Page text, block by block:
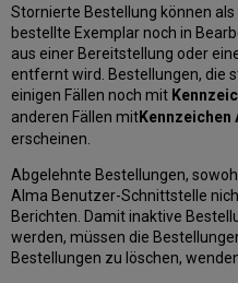
Details)
Besteller
(Requester)
Bestelltyp
(Request
Type)
Bestellstatus
(Request
Status)
Materialart
(Material
Type)
Stornierte Bestellung können
bestellte Exemplar noch in
aus einer Bereitstellung oder
entfernt wird. Bestellungen, die
einigen Fällen noch mit
anderen Fällen mitKennzeichen
erscheinen.
Abgelehnte Bestellungen,
Alma Benutzer-Schnittstelle
Berichten. Damit inaktive
werden, müssen die
Bestellungen zu löschen,